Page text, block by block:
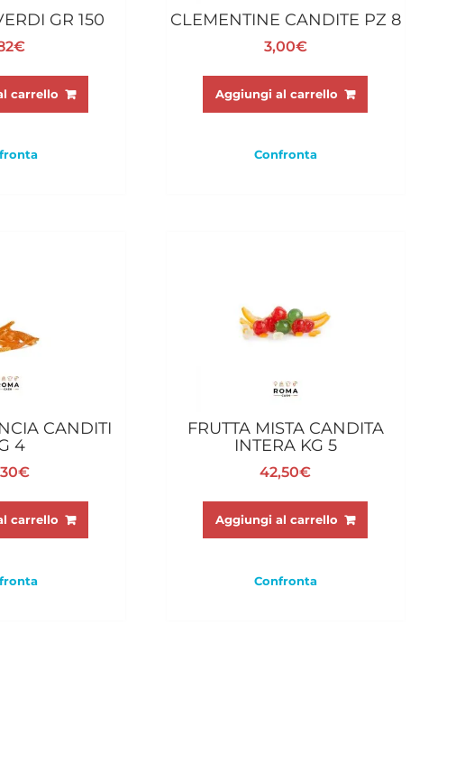
GR 150
€
carrello
CLEMENTINE CANDITE PZ 8
3,00€
Aggiungi al carrello
Confronta
CANDITI
4
€
carrello
FRUTTA MISTA CANDITA
INTERA KG 5
42,50€
Aggiungi al carrello
Confronta